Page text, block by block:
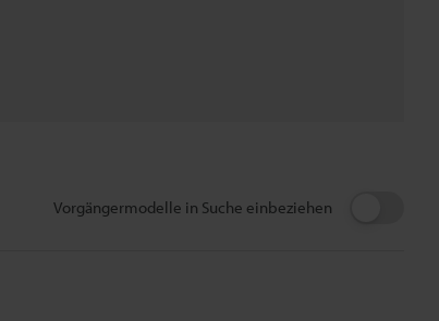
Vorgängermodelle in Suche einbeziehen